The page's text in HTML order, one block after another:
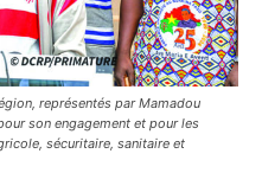
représentés par Mamadou
son engagement et pour les
sécuritaire, sanitaire et